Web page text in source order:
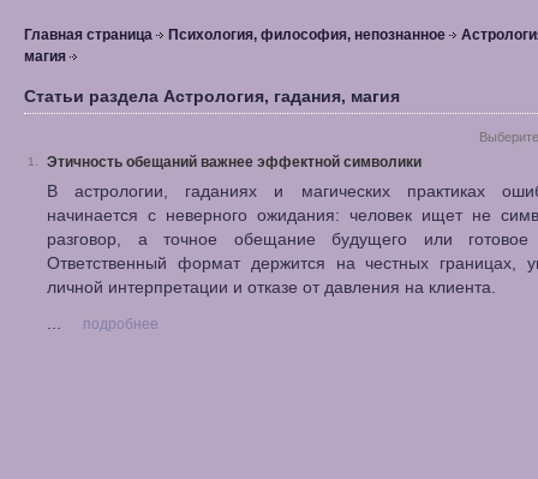
Главная страница Психология, философия, непознанное
магия
Статьи раздела Астрология, гадания, магия
1. Этичность обещаний важнее эффектной символики
В астрологии, гаданиях и магических практиках
начинается с неверного ожидания: человек ищет не
разговор, а точное обещание будущего или
Ответственный формат держится на честных границах,
личной интерпретации и отказе от давления на клиента.
...
подробнее